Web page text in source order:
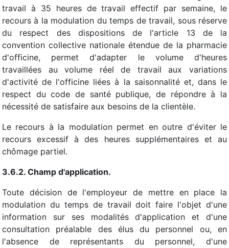
travail à 35 heures de travail effectif par semaine, le
recours à la modulation du temps de travail, sous réserve
du respect des dispositions de l'article 13 de la
convention collective nationale étendue de la pharmacie
d'officine, permet d'adapter le volume d'heures
travaillées au volume réel de travail aux variations
d'activité de l'officine liées à la saisonnalité et, dans le
respect du code de santé publique, de répondre à la
nécessité de satisfaire aux besoins de la clientèle.
Le recours à la modulation permet en outre d'éviter le
recours excessif à des heures supplémentaires et au
chômage partiel.
3.6.2. Champ d'application.
Toute décision de l'employeur de mettre en place la
modulation du temps de travail doit faire l'objet d'une
information sur ses modalités d'application et d'une
consultation préalable des élus du personnel ou, en
l'absence de représentants du personnel, d'une